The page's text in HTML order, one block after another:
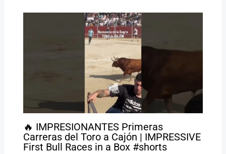
🔥 IMPRESIONANTES Primeras
Carreras del Toro a Cajón | IMPRESSIVE
First Bull Races in a Box #shorts